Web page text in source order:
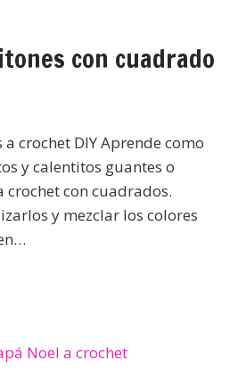
con cuadrado
crochet DIY Aprende como
y calentitos guantes o
crochet con cuadrados.
y mezclar los colores